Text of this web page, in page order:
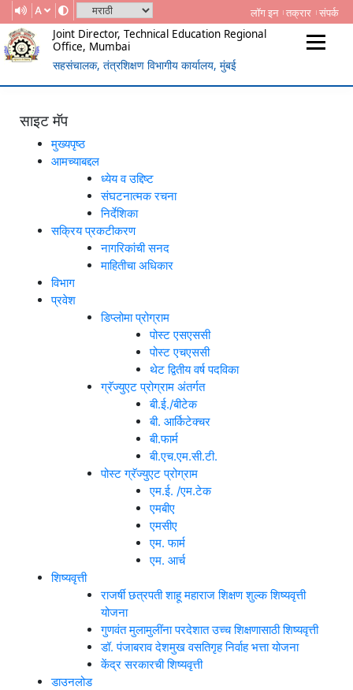
A लॉग इन तक्रार संपर्क
Joint Director, Technical Education Regional
Office, Mumbai
सहसंचालक, तंत्रशिक्षण विभागीय कार्यालय, मुंबई
TECHNICAL EDUCATION, MUMBAI
साइट मॅप
मुख्यपृष्ठ
आमच्याबद्दल
ध्येय व उद्दिष्ट
संघटनात्मक रचना
निर्देशिका
सक्रिय प्रकटीकरण
नागरिकांची सनद
माहितीचा अधिकार
विभाग
प्रवेश
डिप्लोमा प्रोग्राम
पोस्ट एसएससी
पोस्ट एचएससी
थेट द्वितीय वर्ष पदविका
ग्रॅज्युएट प्रोग्राम अंतर्गत
बी.ई./बीटेक
बी. आर्किटेक्चर
बी.फार्म
बी.एच.एम.सी.टी.
पोस्ट ग्रॅज्युएट प्रोग्राम
एम.ई. /एम.टेक
एमबीए
एमसीए
एम. फार्म
एम. आर्च
शिष्यवृत्ती
राजर्षी छत्रपती शाहू महाराज शिक्षण शुल्क शिष्यवृत्ती
योजना
गुणवंत मुलामुलींना परदेशात उच्च शिक्षणासाठी शिष्यवृत्ती
डॉ. पंजाबराव देशमुख वसतिगृह निर्वाह भत्ता योजना
केंद्र सरकारची शिष्यवृत्ती
डाउनलोड